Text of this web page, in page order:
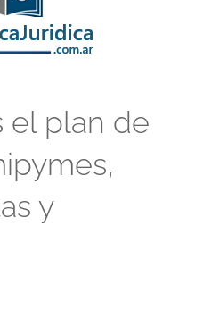
el plan de
y